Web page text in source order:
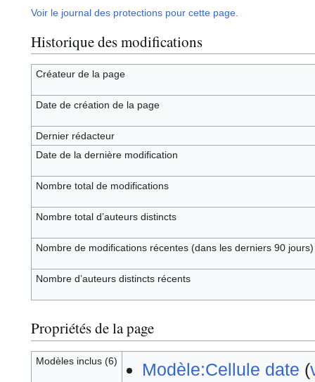
Voir le journal des protections pour cette page.
Historique des modifications
Créateur de la page
Date de création de la page
Dernier rédacteur
Date de la dernière modification
Nombre total de modifications
Nombre total d’auteurs distincts
Nombre de modifications récentes (dans les derniers 90 jours)
Nombre d’auteurs distincts récents
Propriétés de la page
Modèles inclus (6) Modèle:Cellule date (